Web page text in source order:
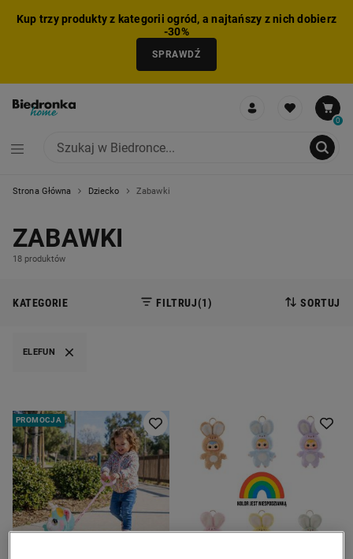
Kup trzy produkty z kategorii ogród, a najtańszy z nich dobierz
-30%
SPRAWDŹ
0
Strona Główna Dziecko Zabawki
ZABAWKI
18 produktów
ELEFUN
KATEGORIE FILTRUJ(1) SORTUJ
PROMOCJA